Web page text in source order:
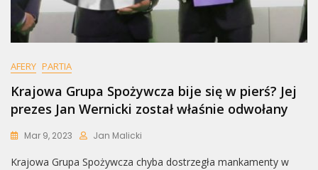
AFERY PARTIA
Krajowa Grupa Spożywcza bije się w pierś? Jej
prezes Jan Wernicki został właśnie odwołany
Mar 9, 2023 Jan Malicki
Krajowa Grupa Spożywcza chyba dostrzegła mankamenty w